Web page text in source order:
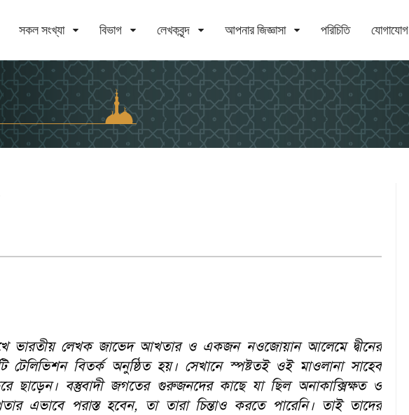
সকল সংখ্যা বিভাগ লেখকবৃন্দ আপনার জিজ্ঞাসা পরিচিতি যোগাযোগ
ভারতীয় লেখক জাভেদ আখতার ও একজন নওজোয়ান আলেমে দ্বীনের
টেলিভিশন বিতর্ক অনুষ্ঠিত হয়। সেখানে স্পষ্টতই ওই মাওলানা সাহেব
ছাড়েন। বস্তুবাদী জগতের গুরুজনদের কাছে যা ছিল অনাকাক্সিক্ষত ও
এভাবে পরাস্ত হবেন, তা তারা চিন্তাও করতে পারেনি। তাই তাদের